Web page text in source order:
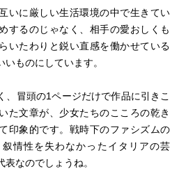
いに厳しい生活環境の中で生きてい
するのじゃなく、相手の愛おしくも
いたわりと鋭い直感を働かせている
ものにしています。
、冒頭の1ページだけで作品に引きこ
た文章が、少女たちのこころの乾き
印象的です。戦時下のファシズムの
情性を失わなかったイタリアの芸
なのでしょうね。